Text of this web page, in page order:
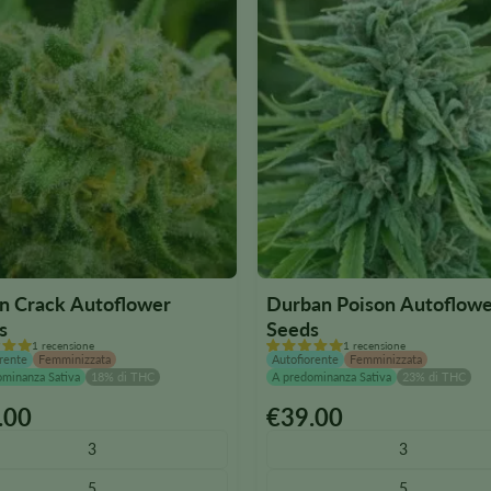
pagina
del
prodotto
Crack Autoflower
1 recensione
Femminizzata
Sativa
18% di THC
3
Durban Poison
Seeds
1 recensione
Autofiorente
Femminizzata
A predominanza Sativa
23% di THC
€39.00
3
Questo